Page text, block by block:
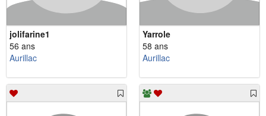
jolifarine1
56 ans
Aurillac
Yarrole
58 ans
Aurillac